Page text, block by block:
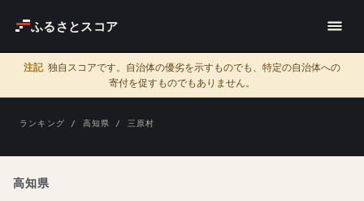
ふるさとスコア
注記 独自スコアです。自治体の優劣を示すものでも、特定の自治体への
寄付を促すものでもありません。
ランキング / 高知県 / 三原村
高知県